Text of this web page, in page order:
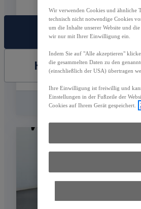
FAHRZEUG
HÄNDLER
Vergleichen
Wir verwenden Cookies und ähnliche
technisch nicht notwendige Cookies
um die Inhalte unserer Website und
wir nur mit Ihrer Einwilligung ein.
Indem Sie auf "Alle akzeptieren"
die gesammelten Daten zu den
(einschließlich der USA) übertragen
Ihre Einwilligung ist freiwillig und
Einstellungen in der Fußzeile der
Cookies auf Ihrem Gerät gespeichert.